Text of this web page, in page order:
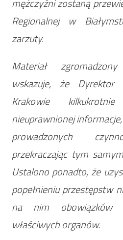
Regionalnej w
zarzuty.
Materiał
wskazuje, że
Krakowie
nieuprawnionej
prowadzonych
przekraczając tym
Ustalono ponadto, że
popełnieniu przestępstw
na nim obowiązków
właściwych organów.